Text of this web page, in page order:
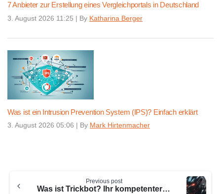
7 Anbieter zur Erstellung eines Vergleichportals in Deutschland
3. August 2026 11:25 | By Katharina Berger
Was ist ein Intrusion Prevention System (IPS)? Einfach erklärt
3. August 2026 05:06 | By Mark Hirtenmacher
Reading
Previous post
Was ist Trickbot? Ihr kompetenter Leitfaden von uns.